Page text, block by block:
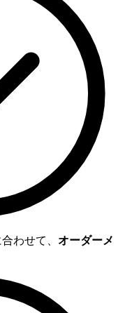
わせて、 オーダーメ